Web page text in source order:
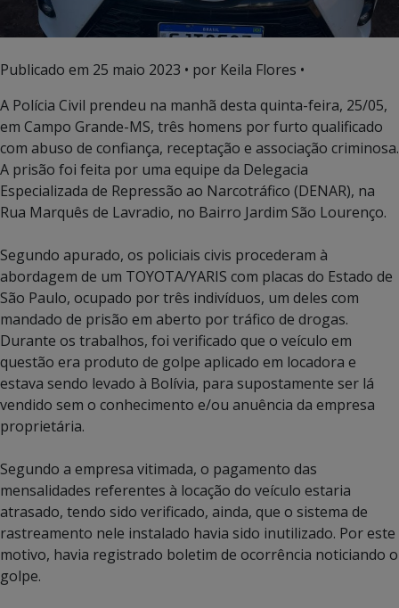
Publicado em 25 maio 2023 • por Keila Flores •
A Polícia Civil prendeu na manhã desta quinta-feira, 25/05,
em Campo Grande-MS, três homens por furto qualificado
com abuso de confiança, receptação e associação criminosa.
A prisão foi feita por uma equipe da Delegacia
Especializada de Repressão ao Narcotráfico (DENAR), na
Rua Marquês de Lavradio, no Bairro Jardim São Lourenço.
Segundo apurado, os policiais civis procederam à
abordagem de um TOYOTA/YARIS com placas do Estado de
São Paulo, ocupado por três indivíduos, um deles com
mandado de prisão em aberto por tráfico de drogas.
Durante os trabalhos, foi verificado que o veículo em
questão era produto de golpe aplicado em locadora e
estava sendo levado à Bolívia, para supostamente ser lá
vendido sem o conhecimento e/ou anuência da empresa
proprietária.
Segundo a empresa vitimada, o pagamento das
mensalidades referentes à locação do veículo estaria
atrasado, tendo sido verificado, ainda, que o sistema de
rastreamento nele instalado havia sido inutilizado. Por este
motivo, havia registrado boletim de ocorrência noticiando o
golpe.